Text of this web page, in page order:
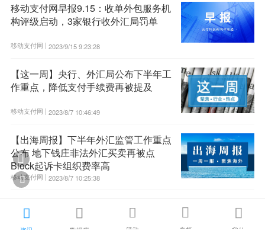
移动支付网早报9.15：收单外包服务机
构评级启动，3家银行收外汇局罚单
移动支付网 | 2023/9/15 9:23:28
【这一周】央行、外汇局公布下半年工
作重点，降低支付手续费再被提及
移动支付网 | 2023/8/7 10:46:49
【出海周报】下半年外汇监管工作重点
公布 地下钱庄非法外汇买卖再被点
Block起诉卡组织费率高
移动支付网 | 2023/8/7 10:25:38
外汇局再通报10起地下钱庄非法买卖
外汇案

资讯

数据库

活动

专栏

我的

